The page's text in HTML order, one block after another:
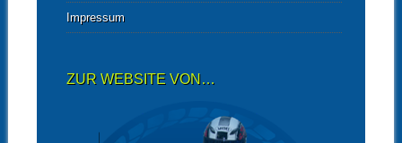
Impressum
ZUR WEBSITE VON…